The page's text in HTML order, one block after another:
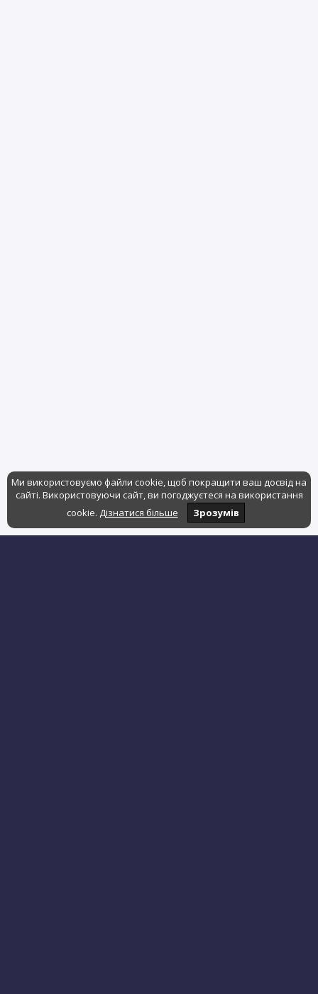
Ми використовуємо файли cookie, щоб покращити ваш досвід на
сайті. Використовуючи сайт, ви погоджуєтеся на використання
cookie. Дізнатися більше Зрозумів